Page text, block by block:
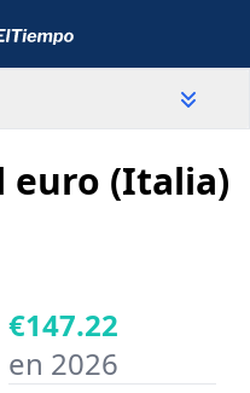
euro (Italia)
€147.22
en 2026